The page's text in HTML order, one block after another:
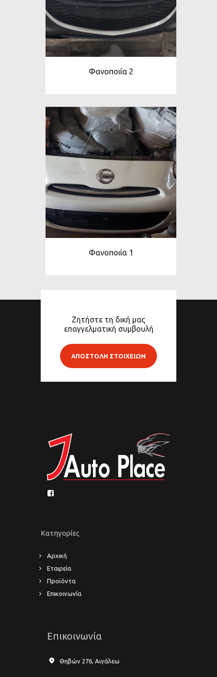
Φανοποιία 2
Φανοποιία 1
Ζητήστε τη δική μας
επαγγελματική συμβουλή
ΑΠΟΣΤΟΛΗ ΣΤΟΙΧΕΙΩΝ
Κατηγορίες
Αρχική
Εταιρεία
Προϊόντα
Επικοινωνία
Επικοινωνία
Θηβών 276, Αιγάλεω